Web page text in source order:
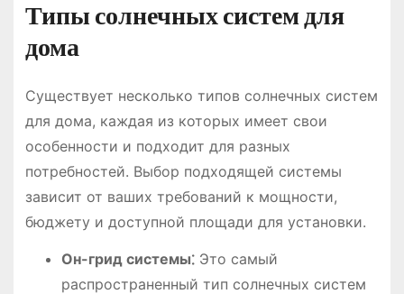
Типы солнечных систем для
дома
Существует несколько типов солнечных систем
для дома, каждая из которых имеет свои
особенности и подходит для разных
потребностей. Выбор подходящей системы
зависит от ваших требований к мощности,
бюджету и доступной площади для установки.
Он-грид системы⁚Это самый
распространенный тип солнечных систем